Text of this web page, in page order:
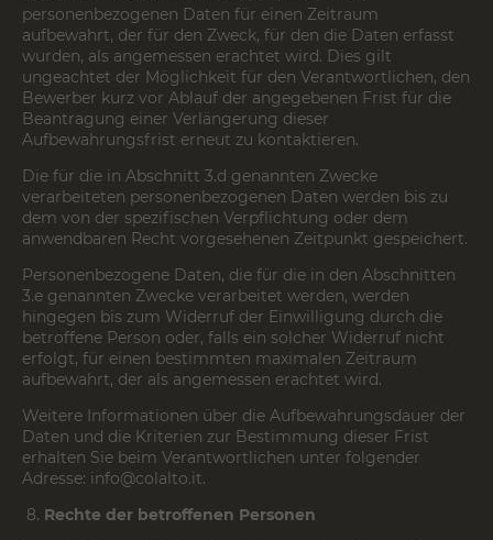
personenbezogenen Daten für einen Zeitraum
aufbewahrt, der für den Zweck, für den die Daten erfasst
wurden, als angemessen erachtet wird. Dies gilt
ungeachtet der Möglichkeit für den Verantwortlichen, den
Bewerber kurz vor Ablauf der angegebenen Frist für die
Beantragung einer Verlängerung dieser
Aufbewahrungsfrist erneut zu kontaktieren.
Die für die in Abschnitt 3.d genannten Zwecke
verarbeiteten personenbezogenen Daten werden bis zu
dem von der spezifischen Verpflichtung oder dem
anwendbaren Recht vorgesehenen Zeitpunkt gespeichert.
Personenbezogene Daten, die für die in den Abschnitten
3.e genannten Zwecke verarbeitet werden, werden
hingegen bis zum Widerruf der Einwilligung durch die
betroffene Person oder, falls ein solcher Widerruf nicht
erfolgt, für einen bestimmten maximalen Zeitraum
aufbewahrt, der als angemessen erachtet wird.
Weitere Informationen über die Aufbewahrungsdauer der
Daten und die Kriterien zur Bestimmung dieser Frist
erhalten Sie beim Verantwortlichen unter folgender
Adresse: info@colalto.it.
Rechte der betroffenen Personen